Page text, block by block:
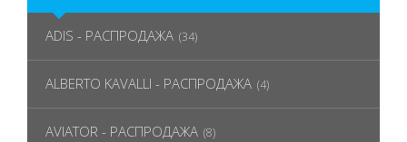
ADIS - РАСПРОДАЖА (34)
ALBERTO KAVALLI - РАСПРОДАЖА (4)
AVIATOR - РАСПРОДАЖА (8)